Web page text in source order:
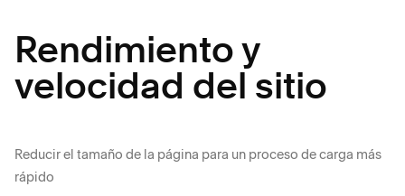
Rendimiento y
velocidad del sitio
Reducir el tamaño de la página para un proceso de carga más
rápido